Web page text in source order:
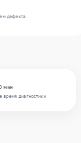
мин
время диагностики
дефекта.